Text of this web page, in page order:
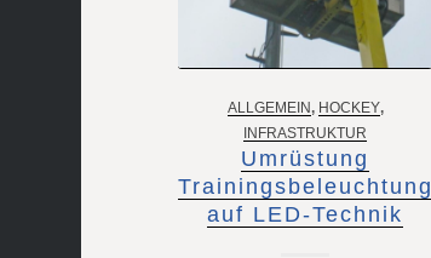
ALLGEMEIN, HOCKEY,
INFRASTRUKTUR
Umrüstung
Trainingsbeleuchtung
auf LED-Technik